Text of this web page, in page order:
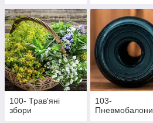
100- Трав'яні
збори
103-
Пневмобалони